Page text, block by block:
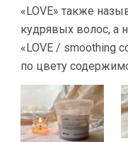
«LOVE» также
кудрявых волос, а
«LOVE / smoothing
по цвету